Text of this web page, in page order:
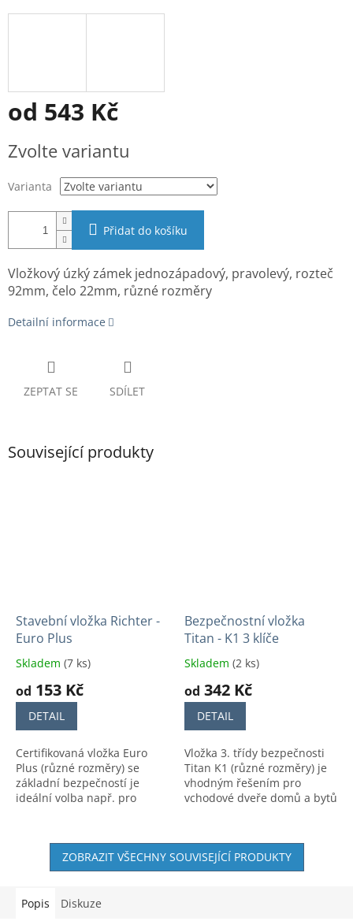
od 543 Kč
cena:
Zvolte variantu
Varianta
Přidat do košíku
Vložkový úzký zámek jednozápadový, pravolevý, rozteč
92mm, čelo 22mm, různé rozměry
Detailní informace
ZEPTAT SE SDÍLET
Související produkty
Stavební vložka Richter -
Euro Plus
Skladem (7 ks)
od 153 Kč
DETAIL
Certifikovaná vložka Euro
Plus (různé rozměry) se
základní bezpečností je
ideální volba např. pro
Bezpečnostní vložka
Titan - K1 3 klíče
Skladem (2 ks)
od 342 Kč
DETAIL
Vložka 3. třídy bezpečnosti
Titan K1 (různé rozměry) je
vhodným řešením pro
vchodové dveře domů a bytů
ZOBRAZIT VŠECHNY SOUVISEJÍCÍ PRODUKTY
Popis Diskuze